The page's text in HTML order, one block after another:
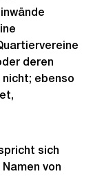
deren
ebenso
sich
von